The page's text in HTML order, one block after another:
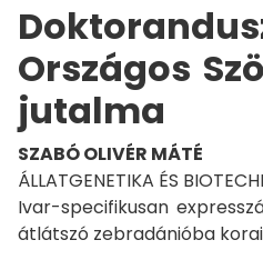
Országos
jutalma
SZABÓ OLIVÉR MÁTÉ
ÁLLATGENETIKA ÉS
Ivar-specifikusan
átlátszó zebradánióba